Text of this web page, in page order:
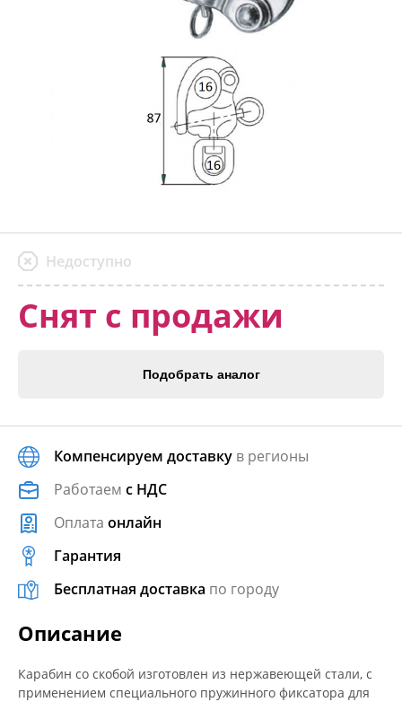
Недоступно
Снят с продажи
Подобрать аналог
Компенсируем доставку в регионы
Работаем с НДС
Оплата онлайн
Гарантия
Бесплатная доставка по городу
Описание
Карабин со скобой изготовлен из нержавеющей стали, с
применением специального пружинного фиксатора для